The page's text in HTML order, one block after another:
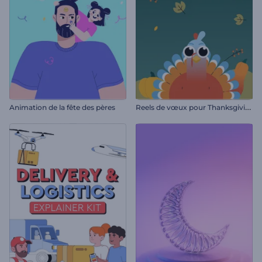
Animation de la fête des pères R
eels de vœux pour Thanksgiving